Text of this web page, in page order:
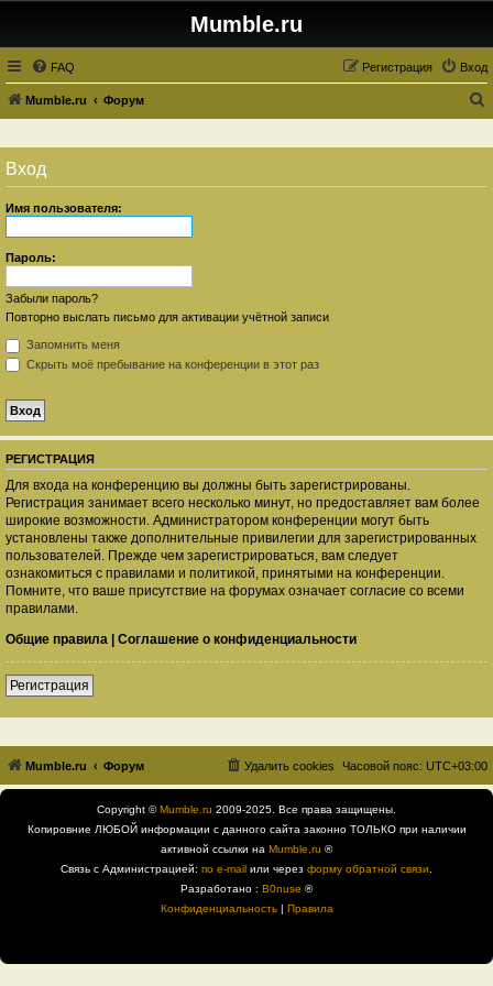
Mumble.ru
FAQ Вход
Регистрация
Mumble.ru Форум
и
Вход
Имя пользователя:
Пароль:
Забыли пароль?
Повторно выслать письмо для активации учётной записи
Запомнить меня
Скрыть моё пребывание на конференции в этот раз
РЕГИСТРАЦИЯ
Для входа на конференцию вы должны быть зарегистрированы.
Регистрация занимает всего несколько минут, но предоставляет вам более
широкие возможности. Администратором конференции могут быть
установлены также дополнительные привилегии для зарегистрированных
пользователей. Прежде чем зарегистрироваться, вам следует
ознакомиться с правилами и политикой, принятыми на конференции.
Помните, что ваше присутствие на форумах означает согласие со всеми
правилами.
Общие правила | Соглашение о конфиденциальности
Регистрация
Mumble.ru Форум Часовой пояс: UTC+03:00
Удалить cookies
Copyright ©Mumble.ru 2009-2025. Все права защищены.
Копировние ЛЮБОЙ информации с данного сайта законно ТОЛЬКО при наличии
активной ссылки на Mumble.ru ®
Связь с Администрацией: по e-mail или через форму обратной связи
Разработано : B0nuse ®
Конфиденциальность| Правила